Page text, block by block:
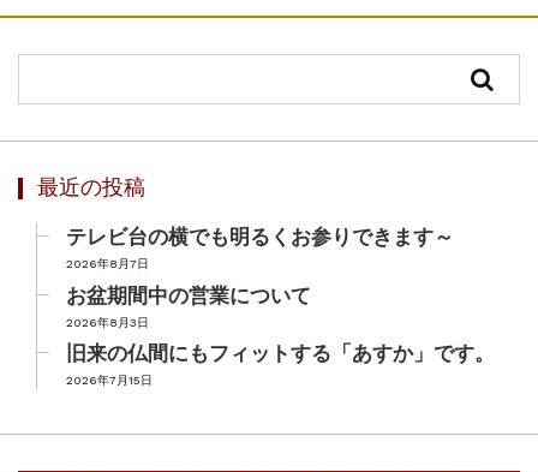
最近の投稿
テレビ台の横でも明るくお参りできます～
2026年8月7日
お盆期間中の営業について
2026年8月3日
旧来の仏間にもフィットする「あすか」です。
2026年7月15日